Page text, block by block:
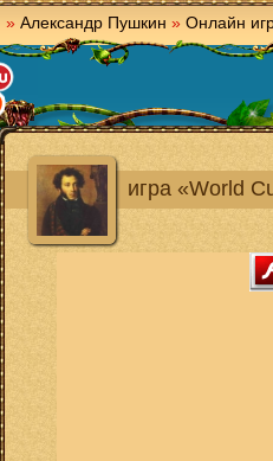
» Александр Пушкин » Онлайн
игра «World